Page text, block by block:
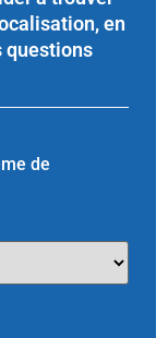
en
questions
de